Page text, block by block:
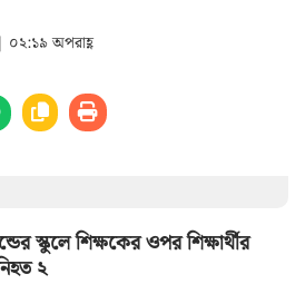
০২:১৯ অপরাহ্ণ
স্কুলে শিক্ষকের ওপর শিক্ষার্থীর
২